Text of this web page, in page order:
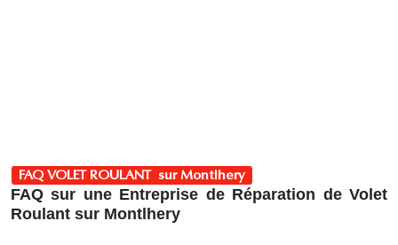
FAQ VOLET ROULANT sur Montlhery
FAQ sur une Entreprise de Réparation de Volet
Roulant sur Montlhery